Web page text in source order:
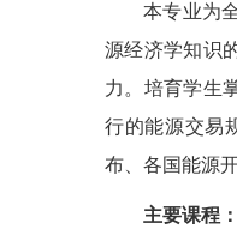
本专业为
源经济学知识
力。培育学生
行的能源交易
布、各国能源
主要课程：